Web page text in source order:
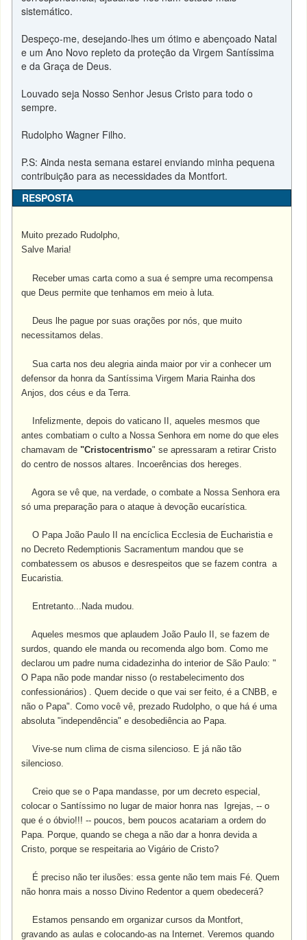
sistemático.
Despeço-me, desejando-lhes um ótimo e abençoado Natal
e um Ano Novo repleto da proteção da Virgem Santíssima
e da Graça de Deus.
Louvado seja Nosso Senhor Jesus Cristo para todo o
sempre.
Rudolpho Wagner Filho.
P.S: Ainda nesta semana estarei enviando minha pequena
contribuição para as necessidades da Montfort.
RESPOSTA
Muito prezado Rudolpho,
Salve Maria!
Receber umas carta como a sua é sempre uma recompensa
que Deus permite que tenhamos em meio à luta.
Deus lhe pague por suas orações por nós, que muito
necessitamos delas.
Sua carta nos deu alegria ainda maior por vir a conhecer um
defensor da honra da Santíssima Virgem Maria Rainha dos
Anjos, dos céus e da Terra.
Infelizmente, depois do vaticano II, aqueles mesmos que
antes combatiam o culto a Nossa Senhora em nome do que eles
chamavam de"Cristocentrismo" se apressaram a retirar Cristo
do centro de nossos altares. Incoerências dos hereges.
Agora se vê que, na verdade, o combate a Nossa Senhora era
só uma preparação para o ataque à devoção eucarística.
O Papa João Paulo II na encíclica Ecclesia de Eucharistia e
no Decreto Redemptionis Sacramentum mandou que se
combatessem os abusos e desrespeitos que se fazem contra a
Eucaristia.
Entretanto...Nada mudou.
Aqueles mesmos que aplaudem João Paulo II, se fazem de
surdos, quando ele manda ou recomenda algo bom. Como me
declarou um padre numa cidadezinha do interior de São Paulo: "
O Papa não pode mandar nisso (o restabelecimento dos
confessionários) . Quem decide o que vai ser feito, é a CNBB, e
não o Papa". Como você vê, prezado Rudolpho, o que há é uma
absoluta "independência" e desobediência ao Papa.
Vive-se num clima de cisma silencioso. E já não tão
silencioso.
Creio que se o Papa mandasse, por um decreto especial,
colocar o Santíssimo no lugar de maior honra nas Igrejas, -- o
que é o óbvio!!! -- poucos, bem poucos acatariam a ordem do
Papa. Porque, quando se chega a não dar a honra devida a
Cristo, porque se respeitaria ao Vigário de Cristo?
É preciso não ter ilusões: essa gente não tem mais Fé. Quem
não honra mais a nosso Divino Redentor a quem obedecerá?
Estamos pensando em organizar cursos da Montfort,
gravando as aulas e colocando-as na Internet. Veremos quando